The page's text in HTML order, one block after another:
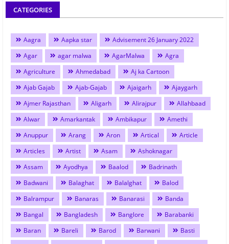
CATEGORIES
Aagra Aapka star
Advisement 26 January 2022
Agar
agar malwa AgarMalwa
Agra
Agriculture
Ahmedabad
Aj ka Cartoon
Ajab Gajab
Ajab-Gajab Ajaigarh
Ajaygarh
Ajmer Rajasthan
Aligarh Alirajpur
Allahbaad
Alwar
Amarkantak Ambikapur
Amethi
Anuppur
Arang Aron Artical
Article
Articles
Artist Asam
Ashoknagar
Assam
Ayodhya Baalod
Badrinath
Badwani
Balaghat Balalghat
Balod
Balrampur
Banaras Banarasi
Banda
Bangal
Bangladesh Banglore
Barabanki
Baran
Bareli Barod Barwani
Basti